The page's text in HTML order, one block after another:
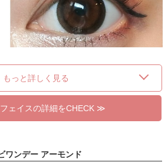
もっと詳しく見る
ェイスの詳細をCHECK ≫
ワンデー アーモンド